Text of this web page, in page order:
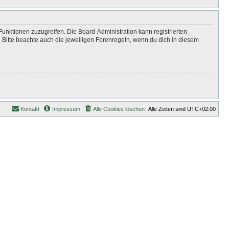
zuzugreifen. Die Board-Administration kann registrierten
beachte auch die jeweiligen Forenregeln, wenn du dich in diesem
Alle Zeiten sind UTC+02:00
Alle Cookies löschen
Impressum
Kontakt